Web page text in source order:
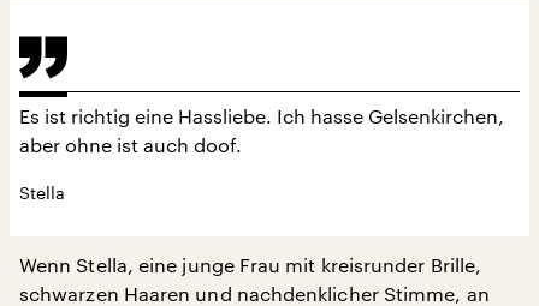
Es ist richtig eine Hassliebe. Ich hasse Gelsenkirchen,
aber ohne ist auch doof.
Stella
Wenn Stella, eine junge Frau mit kreisrunder Brille,
schwarzen Haaren und nachdenklicher Stimme, an